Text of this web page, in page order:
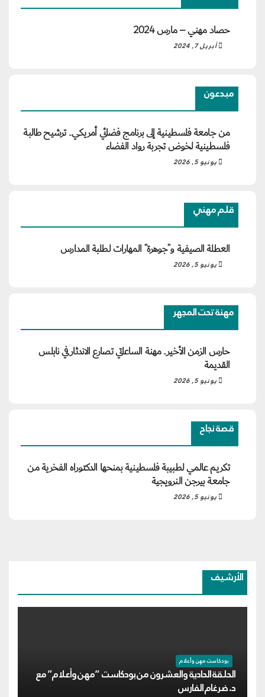
حصاد مهني – مارس 2024
أبريل 7, 2024
مبدعون
من جامعة فلسطينية إلى برنامج فضائي أمريكي.. ترشيح طالبة
فلسطينية لخوض تجربة رواد الفضاء
يونيو 5, 2026
قلم مهني
العطلة الصيفية و”جوهرة” المهارات لطلبة المدارس
يونيو 5, 2026
مهنة تحت المجهر
حارس الزمن الأخير.. مهنة الساعاتي تصارع الاندثار في نابلس
القديمة
يونيو 5, 2026
قصة نجاح
تكريم عالمي لطبيبة فلسطينية بمنحها الدكتوراه الفخرية من
جامعة بيرجن النرويجية
يونيو 5, 2026
الأرشيف
بودكاست مهن وأعلام
الحلقة الحادية والعشرون من بودكاست “مهن وأعلام” مع
د. ضرغام الفارس